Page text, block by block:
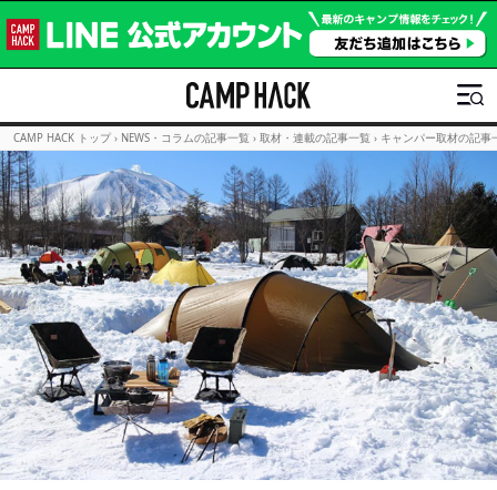
CAMP HACK トップ › NEWS・コラムの記事一覧 › 取材・連載の記事一覧 › キャンパー取材の記事